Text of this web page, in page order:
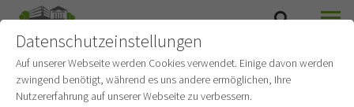
Thymustumoren-
Datenschutzeinstellungen
Auf unserer Webseite werden Cookies verwendet. Einige davon werden
zwingend benötigt, während es uns andere ermöglichen, Ihre
Nutzererfahrung auf unserer Webseite zu verbessern.